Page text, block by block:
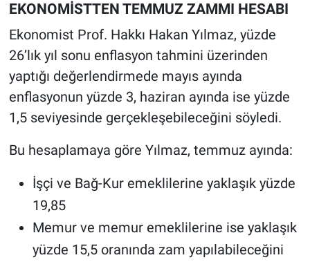
EKONOMİSTTEN TEMMUZ ZAMMI HESABI
Ekonomist Prof. Hakkı Hakan Yılmaz, yüzde
26’lık yıl sonu enflasyon tahmini üzerinden
yaptığı değerlendirmede mayıs ayında
enflasyonun yüzde 3, haziran ayında ise yüzde
1,5 seviyesinde gerçekleşebileceğini söyledi.
Bu hesaplamaya göre Yılmaz, temmuz ayında:
İşçi ve Bağ-Kur emeklilerine yaklaşık yüzde
19,85
Memur ve memur emeklilerine ise yaklaşık
yüzde 15,5 oranında zam yapılabileceğini